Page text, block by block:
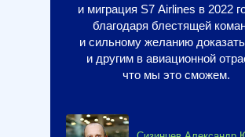
и миграция S7 Airlines в 2022
благодаря блестящей
и сильному желанию
и другим в авиационной
что мы это сможем.